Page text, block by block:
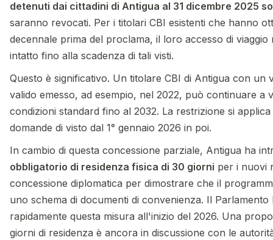
detenuti dai cittadini di Antigua al 31 dicembre 2025
saranno revocati. Per i titolari CBI esistenti che hanno
decennale prima del proclama, il loro accesso di viaggio
intatto fino alla scadenza di tali visti.
Questo è significativo. Un titolare CBI di Antigua con un
valido emesso, ad esempio, nel 2022, può continuare a
condizioni standard fino al 2032. La restrizione si
domande di visto dal 1° gennaio 2026 in poi.
In cambio di questa concessione parziale, Antigua ha
obbligatorio di residenza fisica di 30 giorni per i nuovi
concessione diplomatica per dimostrare che il
uno schema di documenti di convenienza. Il
rapidamente questa misura all'inizio del 2026. Una
giorni di residenza è ancora in discussione con le